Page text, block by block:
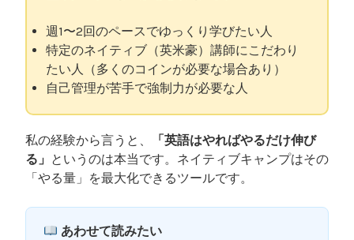
週1〜2回のペースでゆっくり学びたい人
特定のネイティブ（英米豪）講師にこだわり
たい人（多くのコインが必要な場合あり）
自己管理が苦手で強制力が必要な人
私の経験から言うと、
「英語はやればやるだけ伸び
る」 というのは本当です。ネイティブキャンプはその
「やる量」を最大化できるツールです。
あわせて読みたい